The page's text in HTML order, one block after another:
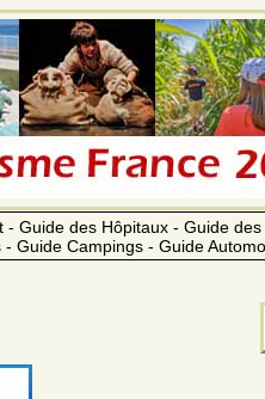
Guide des Hôpitaux - Guide
Guide Campings - Guide